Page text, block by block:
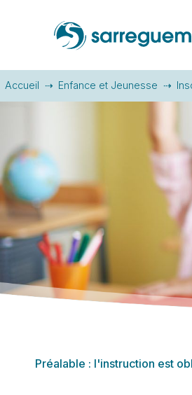
Accueil Enfance et Jeunesse
Préalable : l'instruction est